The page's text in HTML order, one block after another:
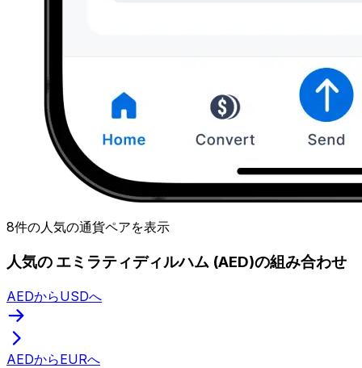
8件の人気の通貨ペアを表示
人気の エミラティディルハム (AED)の組み合わせ
AEDからUSDへ
AEDからEURへ